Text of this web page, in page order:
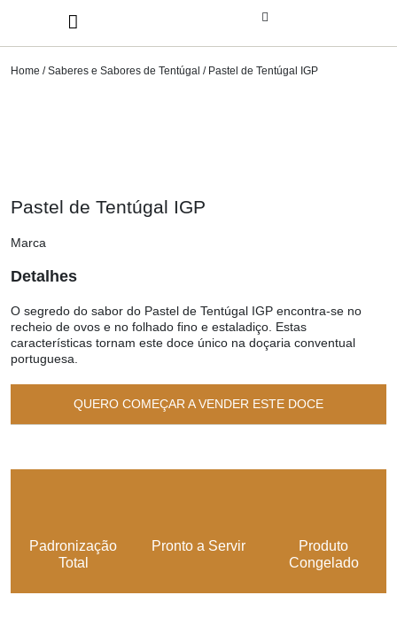
Home /Saberes e Sabores de Tentúgal / Pastel de Tentúgal IGP
Pastel de Tentúgal IGP
Marca
Detalhes
O segredo do sabor do Pastel de Tentúgal IGP encontra-se no
recheio de ovos e no folhado fino e estaladiço. Estas
características tornam este doce único na doçaria conventual
portuguesa.
QUERO COMEÇAR A VENDER ESTE DOCE
Padronização
Total
Pronto a Servir
Produto
Congelado